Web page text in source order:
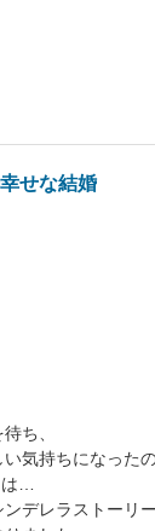
せな結婚
ち、
気持ちになった
…
デレラストーリ